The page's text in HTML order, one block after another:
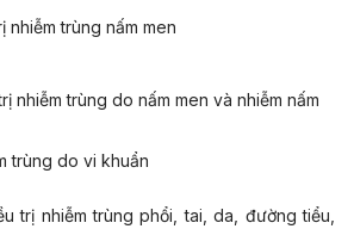
nhiễm trùng nấm men
nhiễm trùng do nấm men và nhiễm nấm
trùng do vi khuẩn
trị nhiễm trùng phổi, tai, da, đường tiểu,